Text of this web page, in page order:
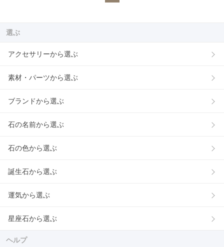
選ぶ
アクセサリーから選ぶ
素材・パーツから選ぶ
ブランドから選ぶ
石の名前から選ぶ
石の色から選ぶ
誕生石から選ぶ
運気から選ぶ
星座石から選ぶ
ヘルプ